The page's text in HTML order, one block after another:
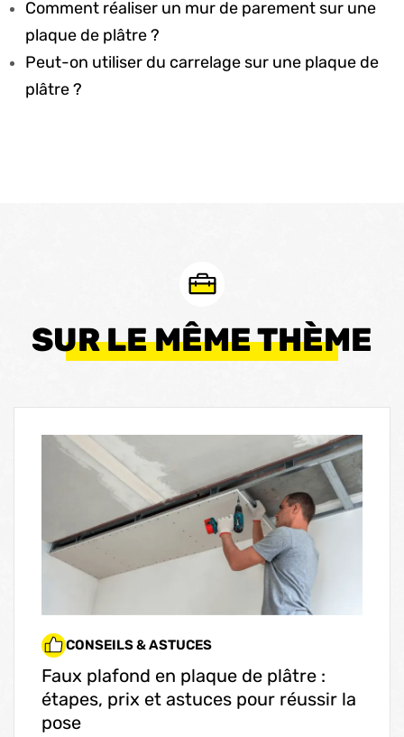
Comment réaliser un mur de parement sur une
plaque de plâtre ?
Peut-on utiliser du carrelage sur une plaque de
plâtre ?
SUR LE MÊME THÈME
CONSEILS & ASTUCES
Faux plafond en plaque de plâtre :
étapes, prix et astuces pour réussir la
pose